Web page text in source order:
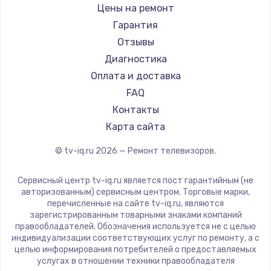
Замена видеокарты
1600 руб.
Ремонт разъема питания
880 руб.
Заказать
Замена видеочипа
Заказать
Замена северного моста
2600 руб.
Заказать
Daewoo
Centek
Telefunken
Hyundai
Doffler
Hiper
Grundig
HITACHI
Yandex
National
iFFALCON
Tuvio
Nord
Цены на ремонт
Гарантия
Отзывы
Диагностика
Оплата и доставка
FAQ
Контакты
Карта сайта
© tv-iq.ru 2026 — Ремонт телевизоров.
Сервисный центр tv-iq.ru является пост гарантийным (не
авторизованным) сервисным центром. Торговые марки,
перечисленные на сайте tv-iq.ru, являются
зарегистрированным товарными знаками компаний
правообладателей. Обозначения используется не с целью
индивидуализации соответствующих услуг по ремонту, а с
целью информирования потребителей о предоставляемых
услугах в отношении техники правообладателя